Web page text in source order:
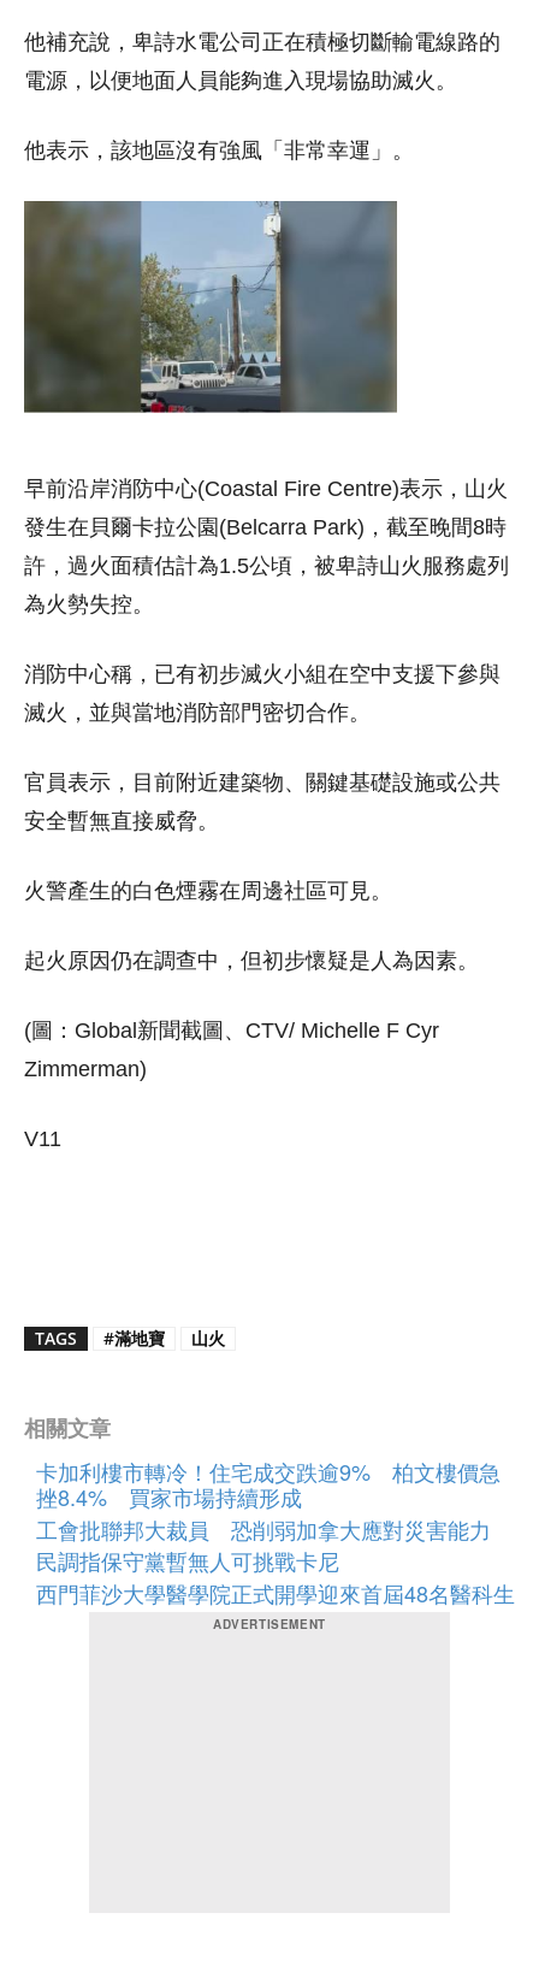
他補充說，卑詩水電公司正在積極切斷輸電線路的
電源，以便地面人員能夠進入現場協助滅火。
他表示，該地區沒有強風「非常幸運」。
早前沿岸消防中心(Coastal Fire Centre)表示，山火
發生在貝爾卡拉公園(Belcarra Park)，截至晚間8時
許，過火面積估計為1.5公頃，被卑詩山火服務處列
為火勢失控。
消防中心稱，已有初步滅火小組在空中支援下參與
滅火，並與當地消防部門密切合作。
官員表示，目前附近建築物、關鍵基礎設施或公共
安全暫無直接威脅。
火警產生的白色煙霧在周邊社區可見。
起火原因仍在調查中，但初步懷疑是人為因素。
(圖：Global新聞截圖、CTV/ Michelle F Cyr
Zimmerman)
V11
TAGS #滿地寶 山火
相關文章
卡加利樓市轉冷！住宅成交跌逾9% 柏文樓價急
挫8.4% 買家市場持續形成
工會批聯邦大裁員 恐削弱加拿大應對災害能力
民調指保守黨暫無人可挑戰卡尼
西門菲沙大學醫學院正式開學迎來首屆48名醫科生